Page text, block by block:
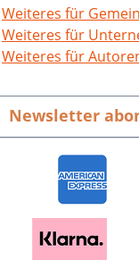
neuen,
des
jährigen
zu lesen
50 Jahre
Weiteres für
Weiteres für
Weiteres für
Newsletter